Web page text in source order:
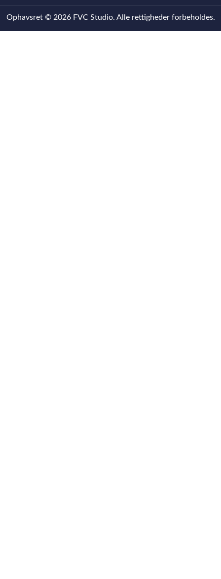
Ophavsret © 2026 FVC Studio. Alle rettigheder forbeholdes.